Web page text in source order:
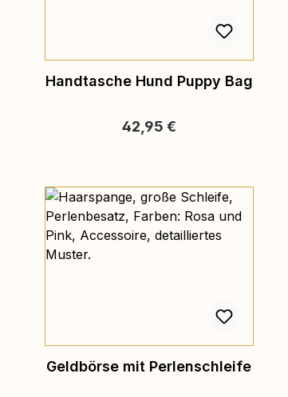
Handtasche Hund Puppy Bag
Regulärer Preis:
42,95 €
Geldbörse mit Perlenschleife